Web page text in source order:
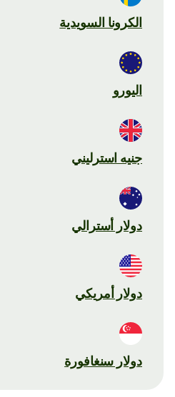
الكرونا السويدية
اليورو
جنيه استرليني
دولار أسترالي
دولار أمريكي
دولار سنغافورة